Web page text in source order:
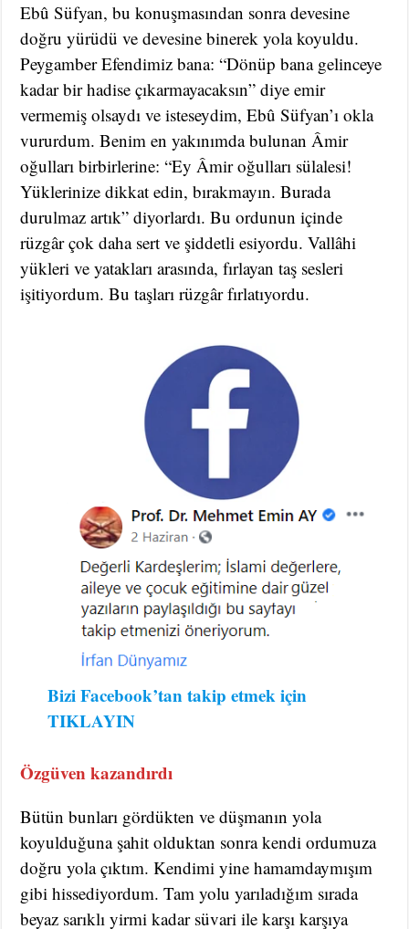
Ebû Süfyan, bu konuşmasından sonra devesine
doğru yürüdü ve devesine binerek yola koyuldu.
Peygamber Efendimiz bana: “Dönüp bana gelinceye
kadar bir hadise çıkarmayacaksın” diye emir
vermemiş olsaydı ve isteseydim, Ebû Süfyan’ı okla
vururdum. Benim en yakınımda bulunan Âmir
oğulları birbirlerine: “Ey Âmir oğulları sülalesi!
Yüklerinize dikkat edin, bırakmayın. Burada
durulmaz artık” diyorlardı. Bu ordunun içinde
rüzgâr çok daha sert ve şiddetli esiyordu. Vallâhi
yükleri ve yatakları arasında, fırlayan taş sesleri
işitiyordum. Bu taşları rüzgâr fırlatıyordu.
Bizi Facebook’tan takip etmek için
TIKLAYIN
Özgüven kazandırdı
Bütün bunları gördükten ve düşmanın yola
koyulduğuna şahit olduktan sonra kendi ordumuza
doğru yola çıktım. Kendimi yine hamamdaymışım
gibi hissediyordum. Tam yolu yarıladığım sırada
beyaz sarıklı yirmi kadar süvari ile karşı karşıya